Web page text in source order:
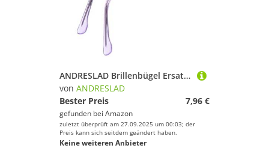
ANDRESLAD Brillenbügel Ersatz Transparente Metall-gläserbügel Komfortabel und Einfach zu Montieren Geeignet für Brillenreparatur und Optische Werkstätten Stilvolles Design mit Glänzender
von ANDRESLAD
Bester Preis
7,96 €
gefunden bei Amazon
zuletzt überprüft am 27.09.2025 um 00:03; der
Preis kann sich seitdem geändert haben.
Keine weiteren Anbieter